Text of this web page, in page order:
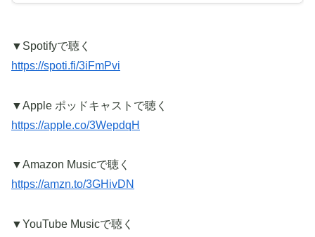
▼Spotifyで聴く
https://spoti.fi/3iFmPvi
▼Apple ポッドキャストで聴く
https://apple.co/3WepdqH
▼Amazon Musicで聴く
https://amzn.to/3GHivDN
▼YouTube Musicで聴く